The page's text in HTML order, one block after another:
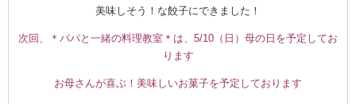
美味しそう！な餃子にできました！
次回、＊パパと一緒の料理教室＊は、5/10（日）母の日を予定してお
ります
お母さんが喜ぶ！美味しいお菓子を予定しております